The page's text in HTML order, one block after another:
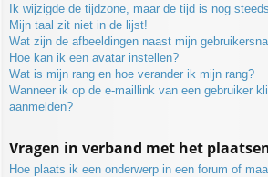
Ik wijzigde de tijdzone, maar de tijd is nog
Mijn taal zit niet in de lijst!
Wat zijn de afbeeldingen naast mijn
Hoe kan ik een avatar instellen?
Wat is mijn rang en hoe verander ik mijn rang?
Wanneer ik op de e-maillink van een gebruiker
aanmelden?
Vragen in verband met het
Hoe plaats ik een onderwerp in een forum of